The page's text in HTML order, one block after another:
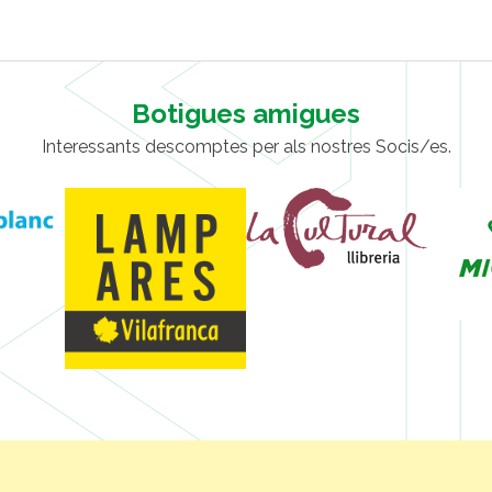
Botigues amigues
Interessants descomptes per als nostres Socis/es.